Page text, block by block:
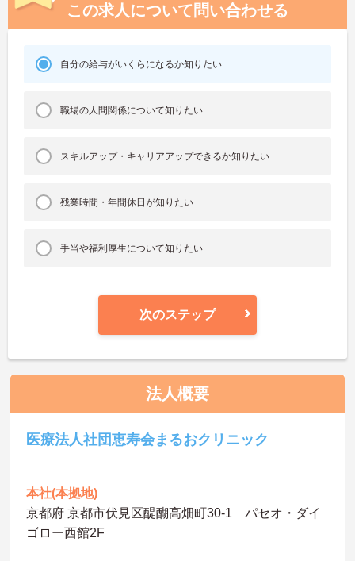
この求人について問い合わせる
自分の給与がいくらになるか知りたい
職場の人間関係について知りたい
スキルアップ・キャリアアップできるか知りたい
残業時間・年間休日が知りたい
手当や福利厚生について知りたい
次のステップ
法人概要
医療法人社団恵寿会まるおクリニック
本社(本拠地)
京都府 京都市伏見区醍醐高畑町30-1 パセオ・ダイ
ゴロー西館2F